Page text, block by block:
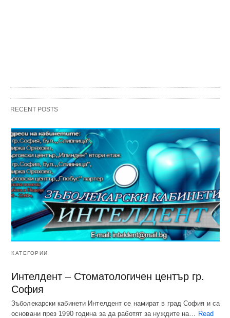
RECENT POSTS
КАТЕГОРИИ
Интелдент – Стоматологичен център гр.
София
Зъболекарски кабинети Интелдент се намират в град София и са
основани през 1990 година за да работят за нуждите на…
Read